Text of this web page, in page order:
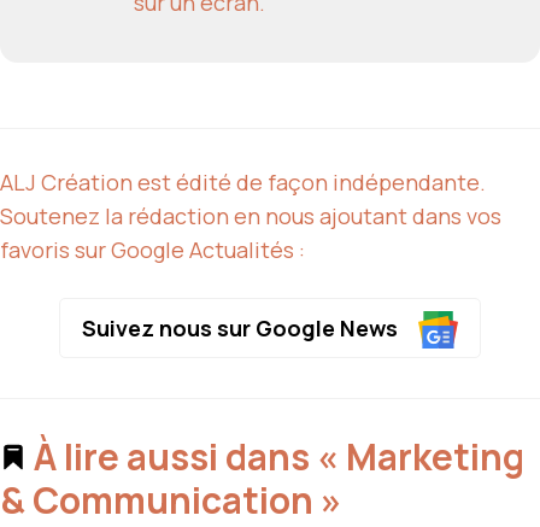
ALJ Création est édité de façon indépendante.
Soutenez la rédaction en nous ajoutant dans vos
favoris sur Google Actualités :
Suivez nous sur Google News
À lire aussi dans « Marketing
& Communication »